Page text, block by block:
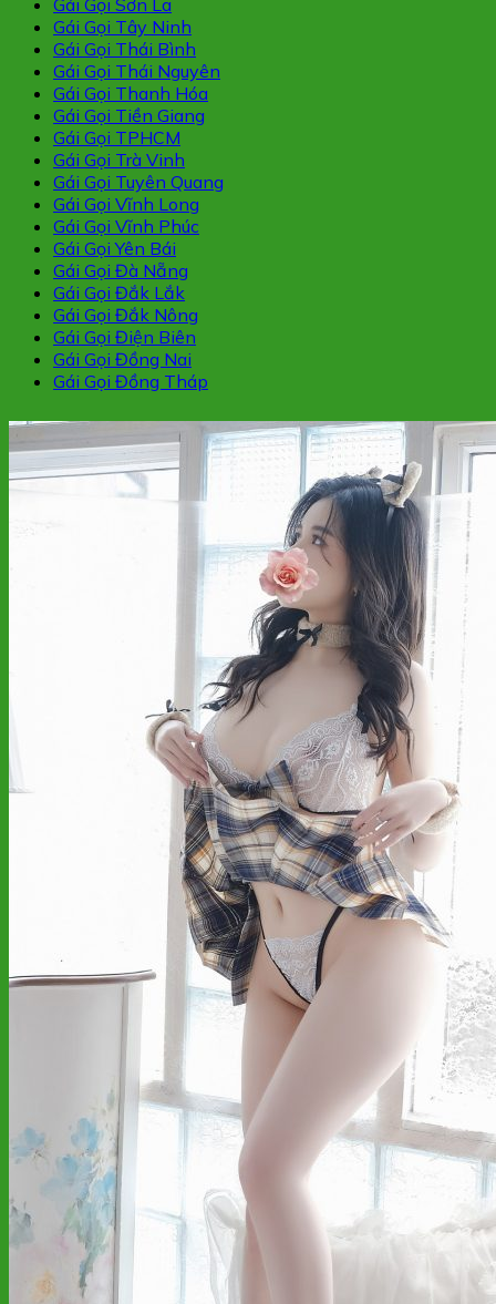
Gái Gọi Sơn La
Gái Gọi Tây Ninh
Gái Gọi Thái Bình
Gái Gọi Thái Nguyên
Gái Gọi Thanh Hóa
Gái Gọi Tiền Giang
Gái Gọi TPHCM
Gái Gọi Trà Vinh
Gái Gọi Tuyên Quang
Gái Gọi Vĩnh Long
Gái Gọi Vĩnh Phúc
Gái Gọi Yên Bái
Gái Gọi Đà Nẵng
Gái Gọi Đắk Lắk
Gái Gọi Đắk Nông
Gái Gọi Điện Biên
Gái Gọi Đồng Nai
Gái Gọi Đồng Tháp